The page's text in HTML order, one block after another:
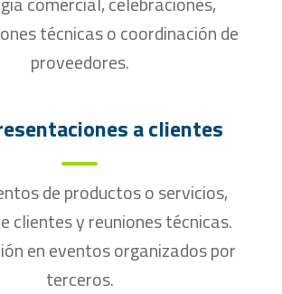
técnicas o coordinación de
proveedores.
a clientes
de productos o servicios,
clientes y reuniones técnicas.
en eventos organizados por
terceros.